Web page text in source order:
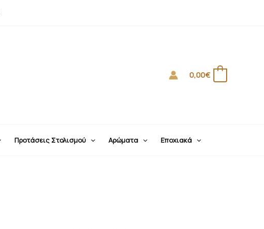
0,00€
Προτάσεις Στολισμού Αρώματα Εποχιακά